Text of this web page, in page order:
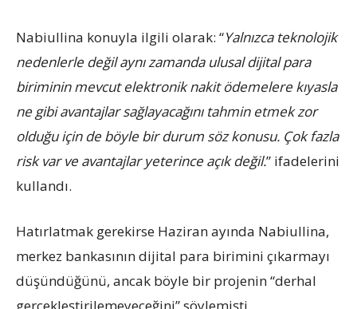
Nabiullina konuyla ilgili olarak: “Yalnızca teknolojik
nedenlerle değil aynı zamanda ulusal dijital para
biriminin mevcut elektronik nakit ödemelere kıyasla
ne gibi avantajlar sağlayacağını tahmin etmek zor
olduğu için de böyle bir durum söz konusu. Çok fazla
risk var ve avantajlar yeterince açık değil.” ifadelerini
kullandı.
Hatırlatmak gerekirse Haziran ayında Nabiullina,
merkez bankasının dijital para birimini çıkarmayı
düşündüğünü, ancak böyle bir projenin “derhal
gerçekleştirilemeyeceğini” söylemişti.